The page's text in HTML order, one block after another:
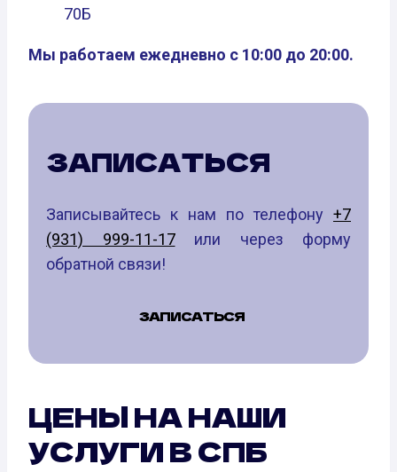
70Б
Мы работаем ежедневно с 10:00 до 20:00.
ЗАПИСАТЬСЯ
Записывайтесь к нам по телефону +7
(931) 999-11-17или через форму
обратной связи!
ЗАПИСАТЬСЯ
ЦЕНЫ НА НАШИ
УСЛУГИ В СПБ